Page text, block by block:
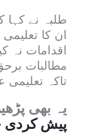
طلبہ نے کہا
ان کا
اقدامات نہ
مطالبات
تاکہ
یہ بھی
پیش کردی